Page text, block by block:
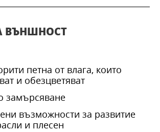
ВЪНШНОСТ
петна от влага, които
и обезцветяват
замърсяване
възможности за развитие
и плесен